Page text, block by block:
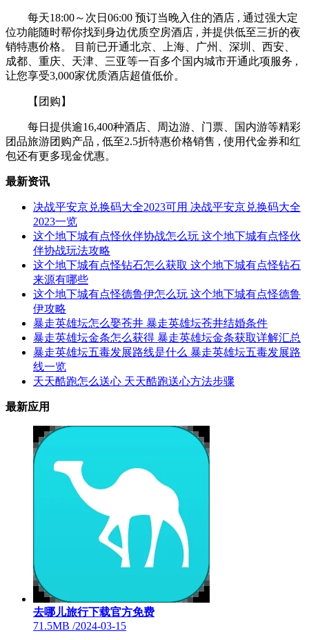
每天18:00～次日06:00 预订当晚入住的酒店 , 通过强大定
位功能随时帮你找到身边优质空房酒店 , 并提供低至三折的夜
销特惠价格。 目前已开通北京、上海、广州、深圳、西安、
成都、重庆、天津、三亚等一百多个国内城市开通此项服务 ,
让您享受3,000家优质酒店超值低价。
【团购】
每日提供逾16,400种酒店、周边游、门票、国内游等精彩
团品旅游团购产品 , 低至2.5折特惠价格销售 , 使用代金券和红
包还有更多现金优惠。
最新资讯
决战平安京兑换码大全2023可用 决战平安京兑换码大全
2023一览
这个地下城有点怪伙伴协战怎么玩 这个地下城有点怪伙
伴协战玩法攻略
这个地下城有点怪钻石怎么获取 这个地下城有点怪钻石
来源有哪些
这个地下城有点怪德鲁伊怎么玩 这个地下城有点怪德鲁
伊攻略
暴走英雄坛怎么娶苍井 暴走英雄坛苍井结婚条件
暴走英雄坛金条怎么获得 暴走英雄坛金条获取详解汇总
暴走英雄坛五毒发展路线是什么 暴走英雄坛五毒发展路
线一览
天天酷跑怎么送心 天天酷跑送心方法步骤
最新应用
去哪儿旅行下载官方免费
71.5MB /2024-03-15